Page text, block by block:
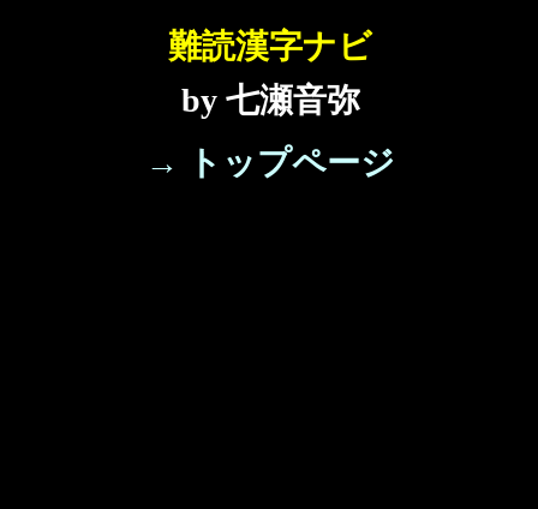
難読漢字ナビ
by 七瀬音弥
→ トップページ